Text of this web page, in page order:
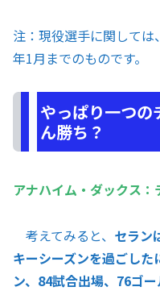
注：現役選手に関して
年1月までのものです。
やっぱり一つの
ん勝ち？
アナハイム・ダックス：
考えてみると、 セラン
キーシーズンを過ごし
ン、84試合出場、76ゴ